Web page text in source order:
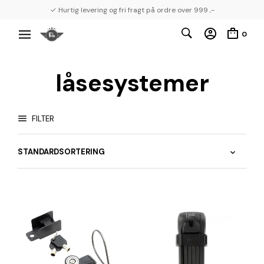
✓ Hurtig levering og fri fragt på ordre over 999 ,-
0
låsesystemer
FILTER